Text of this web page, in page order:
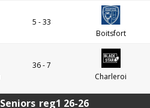
5 - 33
Boitsfort
36 - 7
Charleroi
Seniors reg1 26-26